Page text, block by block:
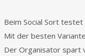
Beim Social Sort
Mit der besten
Der Organisator spart